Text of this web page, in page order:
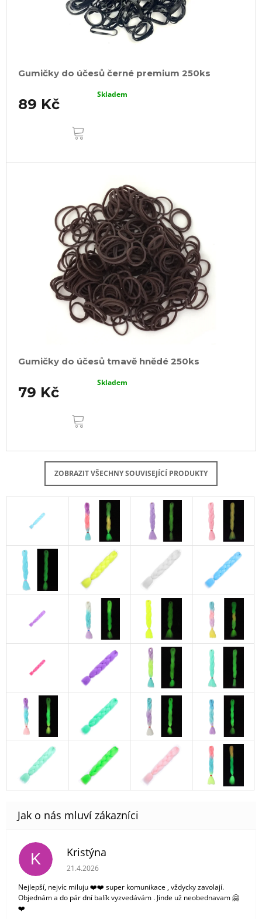
Gumičky do účesů černé premium 250ks
89 Kč
Skladem
Gumičky do účesů tmavě hnědé 250ks
79 Kč
Skladem
ZOBRAZIT VŠECHNY SOUVISEJÍCÍ PRODUKTY
K Kristýna
Hodnocení obchodu je 5 z 5 hvězdiček.
21.4.2026
Nejlepší, nejvíc miluju ❤️❤️ super komunikace , vždycky zavolají.
Objednám a do pár dní balík vyzvedávám . Jinde už neobednavam 🤗
❤️